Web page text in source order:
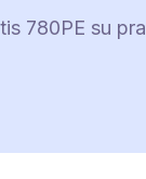
range:
780PE su